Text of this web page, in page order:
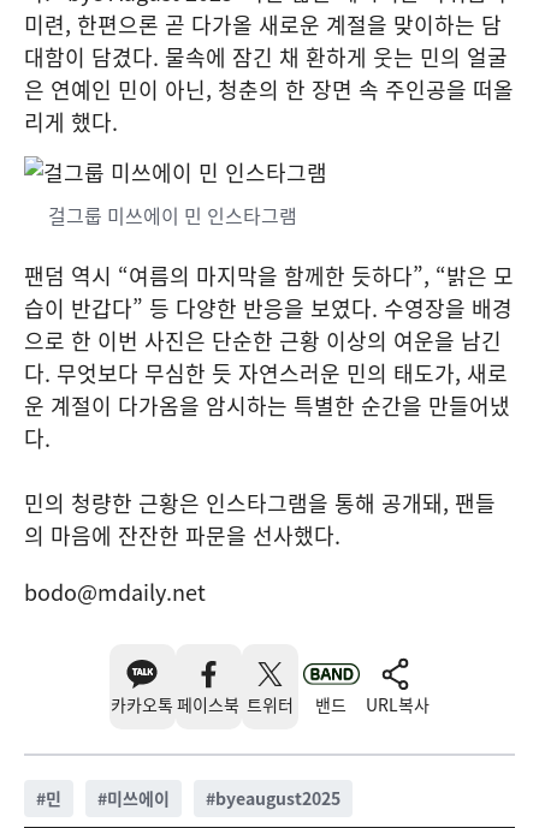
미련, 한편으론 곧 다가올 새로운 계절을 맞이하는 담
대함이 담겼다. 물속에 잠긴 채 환하게 웃는 민의 얼굴
은 연예인 민이 아닌, 청춘의 한 장면 속 주인공을 떠올
리게 했다.
걸그룹 미쓰에이 민 인스타그램
팬덤 역시 “여름의 마지막을 함께한 듯하다”, “밝은 모
습이 반갑다” 등 다양한 반응을 보였다. 수영장을 배경
으로 한 이번 사진은 단순한 근황 이상의 여운을 남긴
다. 무엇보다 무심한 듯 자연스러운 민의 태도가, 새로
운 계절이 다가옴을 암시하는 특별한 순간을 만들어냈
다.
민의 청량한 근황은 인스타그램을 통해 공개돼, 팬들
의 마음에 잔잔한 파문을 선사했다.
bodo@mdaily.net
카카오톡 페이스북 트위터 밴드 URL복사
#민 #미쓰에이 #byeaugust2025